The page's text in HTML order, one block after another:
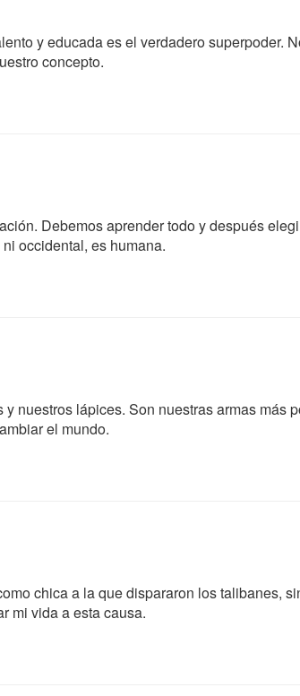
y educada es el verdadero superpoder.
concepto.
Debemos aprender todo y después
occidental, es humana.
nuestros lápices. Son nuestras armas más
el mundo.
chica a la que dispararon los talibanes,
mi vida a esta causa.